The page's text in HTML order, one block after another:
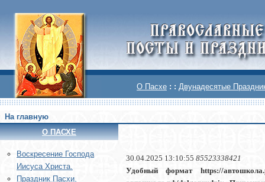
О Пасхе : : Двунадесятые
На главную
О ПАСХЕ
Воскреcение Господа
Иисуса Христа.
Праздник Пасхи.
30.04.2025 13:10:55 85523338421
Удобный формат https://